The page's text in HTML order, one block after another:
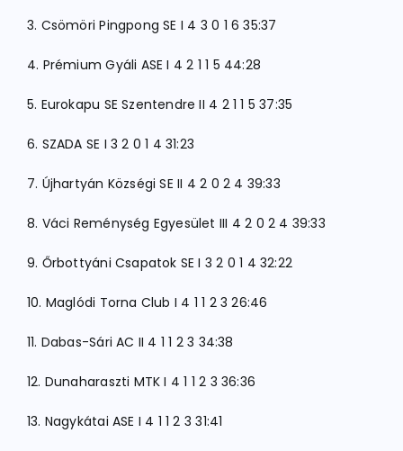
3. Csömöri Pingpong SE I 4 3 0 1 6 35:37
4. Prémium Gyáli ASE I 4 2 1 1 5 44:28
5. Eurokapu SE Szentendre II 4 2 1 1 5 37:35
6. SZADA SE I 3 2 0 1 4 31:23
7. Újhartyán Községi SE II 4 2 0 2 4 39:33
8. Váci Reménység Egyesület III 4 2 0 2 4 39:33
9. Őrbottyáni Csapatok SE I 3 2 0 1 4 32:22
10. Maglódi Torna Club I 4 1 1 2 3 26:46
11. Dabas-Sári AC II 4 1 1 2 3 34:38
12. Dunaharaszti MTK I 4 1 1 2 3 36:36
13. Nagykátai ASE I 4 1 1 2 3 31:41